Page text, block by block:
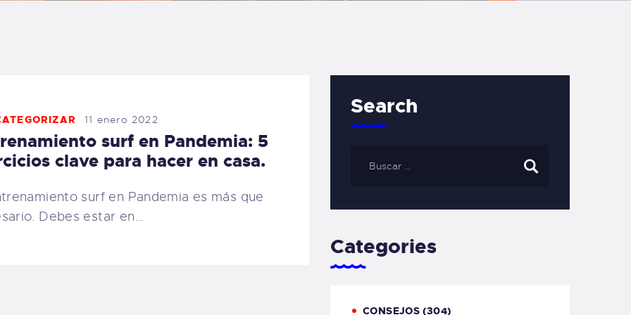
CARRITO
FAMILY
11 enero 2022
surf en Pandemia: 5
clave para hacer en casa.
surf en Pandemia es más que
Debes estar en…
Search
Categories
CONSEJOS (304)